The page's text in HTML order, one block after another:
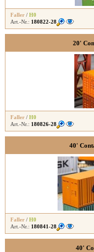
Faller / H0
Art.-Nr.: 180822-28
20'
Faller / H0
Art.-Nr.: 180826-28
40'
Faller / H0
Art.-Nr.: 180841-28
40'